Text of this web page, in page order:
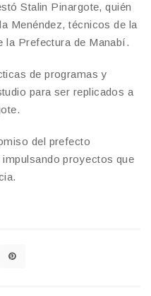
Stalin Pinargote, quién
Menéndez, técnicos de la
la Prefectura de Manabí.
de programas y
para ser replicados a
del prefecto
proyectos que